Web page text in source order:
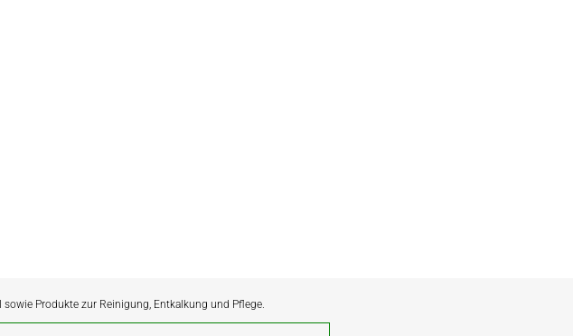
Produkte zur Reinigung, Entkalkung und Pflege.